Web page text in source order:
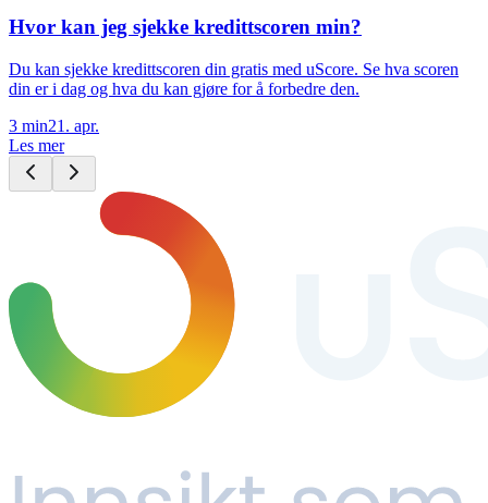
Hvor kan jeg sjekke kredittscoren min?
Du kan sjekke kredittscoren din gratis med uScore. Se hva scoren
din er i dag og hva du kan gjøre for å forbedre den.
3 min21. apr.
Les mer